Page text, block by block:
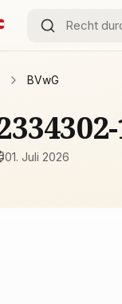
BVwG
01. Juli 2026